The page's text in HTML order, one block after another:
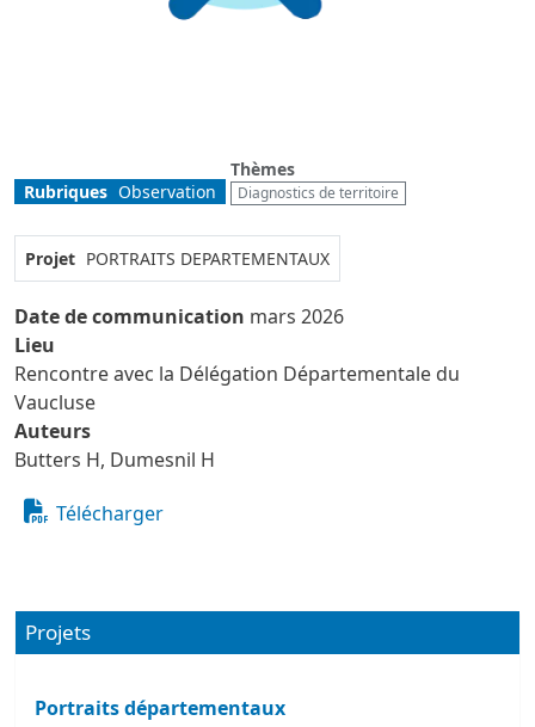
Rubriques Observation
Thèmes
Diagnostics de territoire
Projet PORTRAITS DEPARTEMENTAUX
Date de communication mars 2026
Lieu
Rencontre avec la Délégation Départementale du
Vaucluse
Auteurs
Butters H, Dumesnil H
Télécharger
Projets
Portraits départementaux